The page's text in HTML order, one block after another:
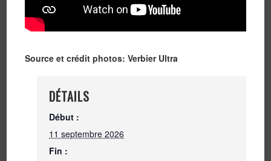
Source et crédit photos: Verbier Ultra
DÉTAILS
Début :
11 septembre 2026
Fin :